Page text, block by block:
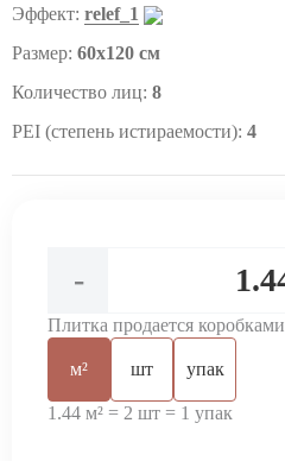
Эффект: relef_1
Размер: 60x120 см
Количество лиц: 8
PEI (степень истираемости): 4
-
Плитка продается коробками
м² шт упак
1.44 м² = 2 шт = 1 упак